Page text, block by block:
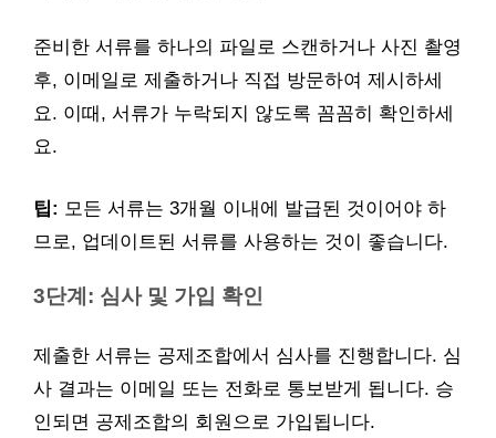
준비한 서류를 하나의 파일로 스캔하거나 사진 촬영
후, 이메일로 제출하거나 직접 방문하여 제시하세
요. 이때, 서류가 누락되지 않도록 꼼꼼히 확인하세
요.
팁: 모든 서류는 3개월 이내에 발급된 것이어야 하
므로, 업데이트된 서류를 사용하는 것이 좋습니다.
3단계: 심사 및 가입 확인
제출한 서류는 공제조합에서 심사를 진행합니다. 심
사 결과는 이메일 또는 전화로 통보받게 됩니다. 승
인되면 공제조합의 회원으로 가입됩니다.